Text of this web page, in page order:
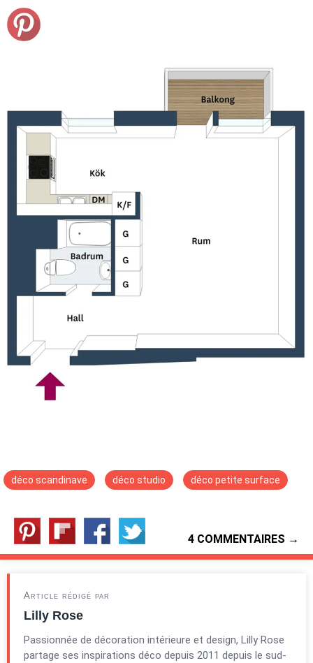
déco scandinave déco studio déco petite surface
4 COMMENTAIRES →
Article rédigé par
Lilly Rose
Passionnée de décoration intérieure et design, Lilly Rose
partage ses inspirations déco depuis 2011 depuis le sud-